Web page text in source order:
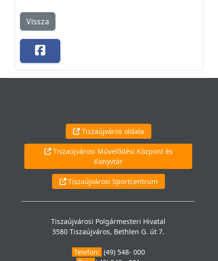
Vissza
Tiszaújváros oldala
Tiszaújvárosi Művelődési Központ és
Könyvtár
Tiszaújvárosi Sportcentrum
Tiszaújvárosi Polgármesteri Hivatal
3580 Tiszaújváros, Bethlen G. út 7.
Telefon: (49) 548- 000